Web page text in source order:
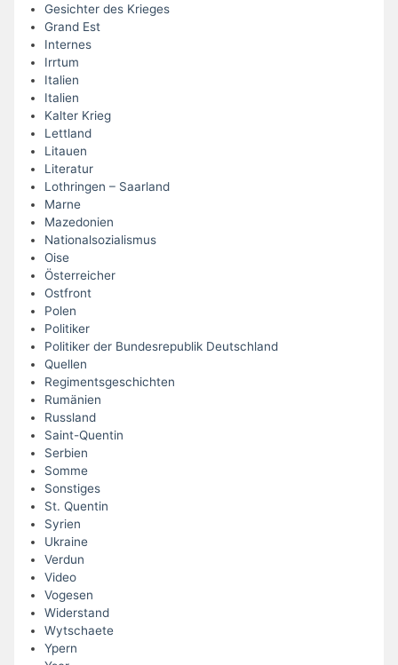
Gesichter des Krieges
Grand Est
Internes
Irrtum
Italien
Italien
Kalter Krieg
Lettland
Litauen
Literatur
Lothringen – Saarland
Marne
Mazedonien
Nationalsozialismus
Oise
Österreicher
Ostfront
Polen
Politiker
Politiker der Bundesrepublik Deutschland
Quellen
Regimentsgeschichten
Rumänien
Russland
Saint-Quentin
Serbien
Somme
Sonstiges
St. Quentin
Syrien
Ukraine
Verdun
Video
Vogesen
Widerstand
Wytschaete
Ypern